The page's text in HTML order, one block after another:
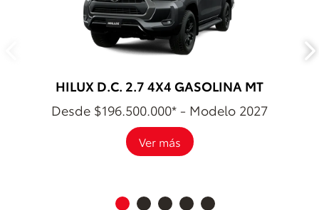
HILUX D.C. 2.7 4X4 GASOLINA MT
Desde $196.500.000* - Modelo 2027
Ver más